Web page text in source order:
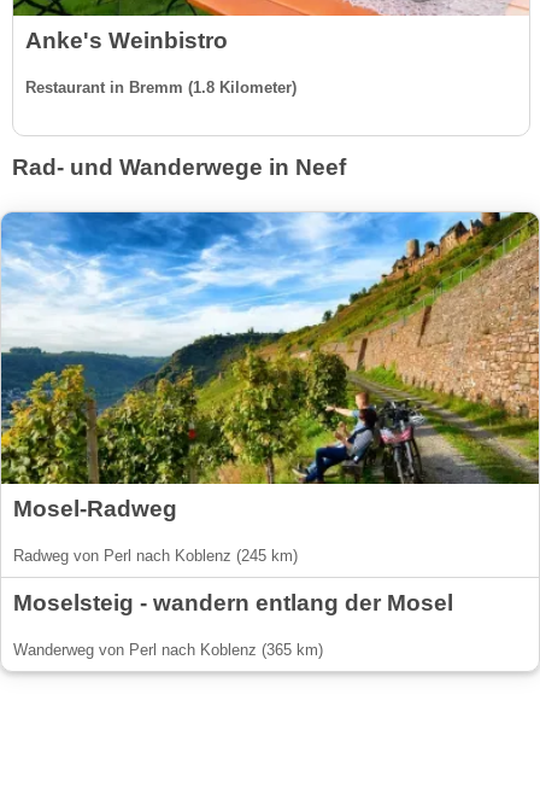
Anke's Weinbistro
Restaurant in Bremm (1.8 Kilometer)
Rad- und Wanderwege in Neef
Mosel-Radweg
Radweg von Perl nach Koblenz (245 km)
Moselsteig - wandern entlang der Mosel
Wanderweg von Perl nach Koblenz (365 km)